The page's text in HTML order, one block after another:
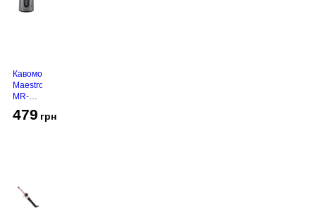
Кавомолка
Maestro
MR-
Grey
479 грн